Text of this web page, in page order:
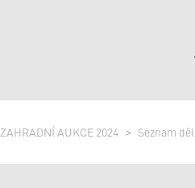
ZAHRADNÍ AUKCE 2024 Seznam děl